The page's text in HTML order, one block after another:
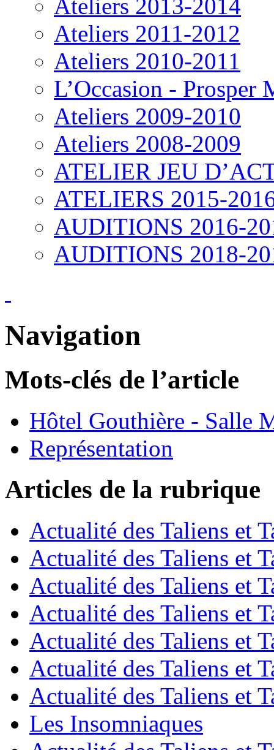
Ateliers 2013-2014
Ateliers 2011-2012
Ateliers 2010-2011
L’Occasion - Prosper
Ateliers 2009-2010
Ateliers 2008-2009
ATELIER JEU
ATELIERS 2015-
AUDITIONS 2016-
AUDITIONS 2018-
Navigation
Mots-clés de l’article
Hôtel Gouthière - Salle
Représentation
Articles de la rubrique
Actualité des Taliens et
Actualité des Taliens et
Actualité des Taliens et
Actualité des Taliens et
Actualité des Taliens et
Actualité des Taliens et
Actualité des Taliens et
Les Insomniaques